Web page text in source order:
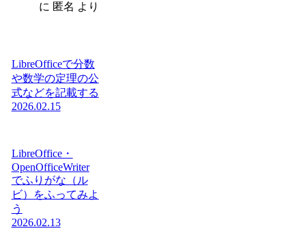
に 匿名 より
LibreOfficeで分数
や数学の定理の公
式などを記載する
2026.02.15
LibreOffice・
OpenOfficeWriter
でふりがな（ル
ビ）をふってみよ
う
2026.02.13